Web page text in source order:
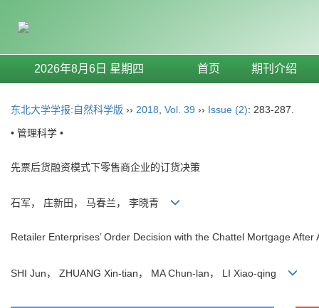
2026年8月6日 星期四 首页 期刊介绍
东北大学学报:自然科学版 ›› 2018 Vol. 39 ›› Issue (2): 283-287.
• 管理科学 •
先票后货融资模式下零售商企业的订货决策
石军， 庄新田， 马春兰， 李晓青
Retailer Enterprises’ Order Decision with the Chattel Mortgage
SHI Jun， ZHUANG Xin-tian， MA Chun-lan， LI Xiao-qing